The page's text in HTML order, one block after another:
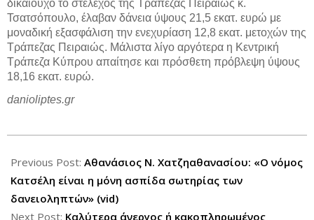
δικαιούχο το στέλεχος της Τράπεζας Πειραιώς κ.
Τσατσόπουλο, έλαβαν δάνεια ύψους 21,5 εκατ. ευρώ με
μοναδική εξασφάλιση την ενεχυρίαση 12,8 εκατ. μετοχών της
Τράπεζας Πειραιώς. Μάλιστα λίγο αργότερα η Κεντρική
Τράπεζα Κύπρου απαίτησε και πρόσθετη πρόβλεψη ύψους
18,16 εκατ. ευρώ.
danioliptes.gr
05-
02
Previous Post: Αθανάσιος Ν. Χατζηαθανασίου: «Ο νόμος
Κατσέλη είναι η μόνη ασπίδα σωτηρίας των
δανειοληπτών» (vid)
Next Post: Καλύτερα άνεργος ή κακοπληρωμένος